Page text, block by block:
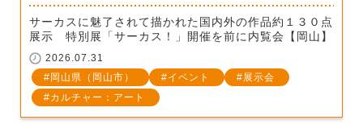
サーカスに魅了されて描かれた国内外の作品約１３０点
展示 特別展「サーカス！」開催を前に内覧会【岡山】
2026.07.31
岡山県（岡山市）
イベント
展示会
カルチャー：アート